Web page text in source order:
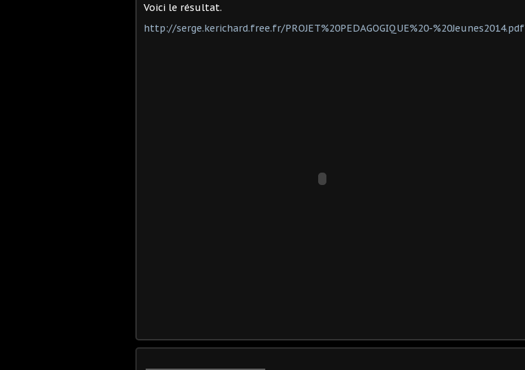
Voici le résultat.
http://serge.kerichard.free.fr/PROJET%20PEDAGOGIQUE%20-%20Jeunes2014.pdf